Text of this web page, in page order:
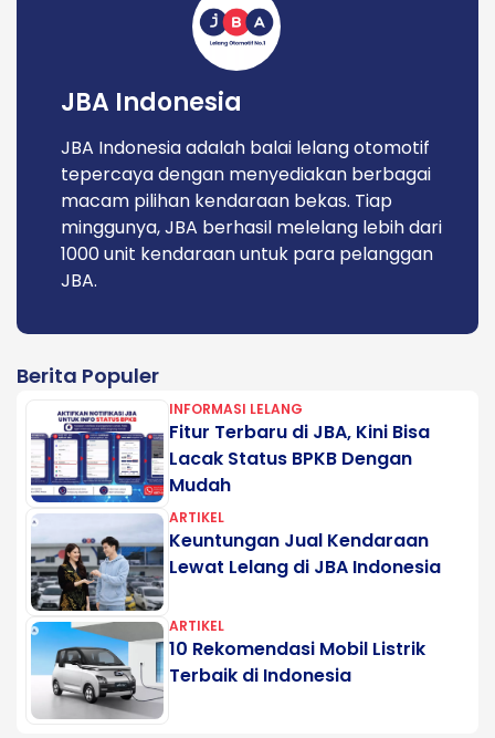
JBA Indonesia
JBA Indonesia adalah balai lelang otomotif
tepercaya dengan menyediakan berbagai
macam pilihan kendaraan bekas. Tiap
minggunya, JBA berhasil melelang lebih dari
1000 unit kendaraan untuk para pelanggan
JBA.
Berita Populer
INFORMASI LELANG
Fitur Terbaru di JBA, Kini Bisa
Lacak Status BPKB Dengan
Mudah
ARTIKEL
Keuntungan Jual Kendaraan
Lewat Lelang di JBA Indonesia
ARTIKEL
10 Rekomendasi Mobil Listrik
Terbaik di Indonesia